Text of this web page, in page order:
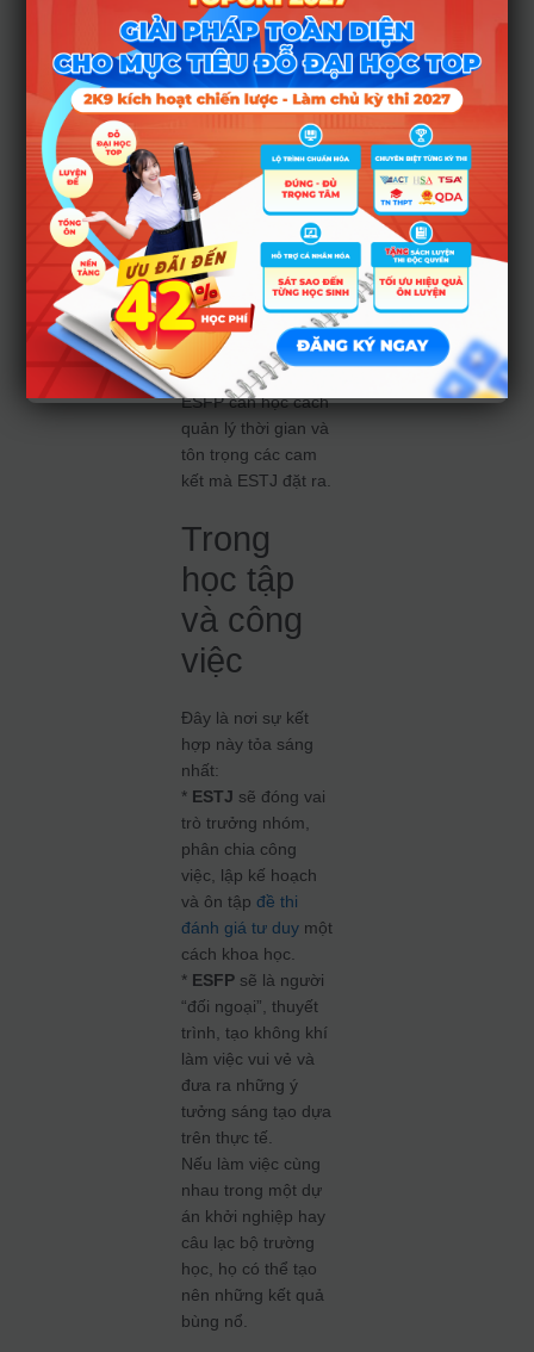
đương giữa ESFP
và ESTJ thường bắt
đầu bằng sự
ngưỡng mộ. ESTJ
bị thu hút bởi sự
rạng rỡ, vui vẻ của
ESFP. ESFP lại cảm
thấy an tâm trước
sự mạnh mẽ, che
chở của ESTJ.
Tuy nhiên, để bền
vững, ESTJ cần học
cách khen ngợi và
biểu đạt tình cảm
nhiều hơn, trong khi
ESFP cần học cách
quản lý thời gian và
tôn trọng các cam
kết mà ESTJ đặt ra.
Trong
học tập
và công
việc
Đây là nơi sự kết
hợp này tỏa sáng
nhất:
* ESTJ sẽ đóng vai
trò trưởng nhóm,
phân chia công
việc, lập kế hoạch
và ôn tậpđề thi
đánh giá tư duy một
cách khoa học.
* ESFP sẽ là người
“đối ngoại”, thuyết
trình, tạo không khí
làm việc vui vẻ và
đưa ra những ý
tưởng sáng tạo dựa
trên thực tế.
Nếu làm việc cùng
nhau trong một dự
án khởi nghiệp hay
câu lạc bộ trường
học, họ có thể tạo
nên những kết quả
bùng nổ.